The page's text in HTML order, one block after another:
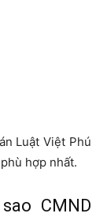
Luật Việt Phú
hợp nhất.
CMND